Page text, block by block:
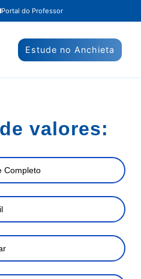
Portal do Professor
Estude no Anchieta
valores: